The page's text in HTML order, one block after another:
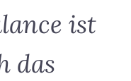
ist
das